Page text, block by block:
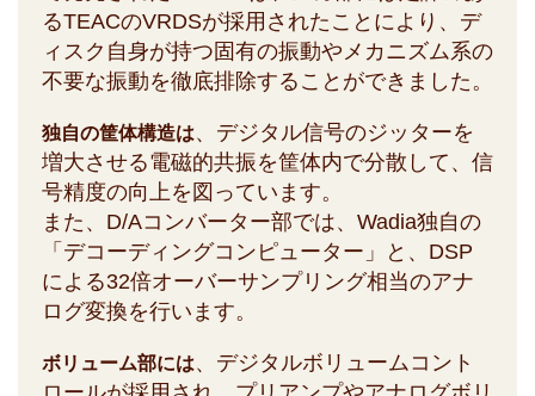
るTEACのVRDSが採用されたことにより、デ
ィスク自身が持つ固有の振動やメカニズム系の
不要な振動を徹底排除することができました。
独自の筐体構造は、デジタル信号のジッターを
増大させる電磁的共振を筐体内で分散して、信
号精度の向上を図っています。
また、D/Aコンバーター部では、Wadia独自の
「デコーディングコンピューター」と、DSP
による32倍オーバーサンプリング相当のアナ
ログ変換を行います。
ボリューム部には、デジタルボリュームコント